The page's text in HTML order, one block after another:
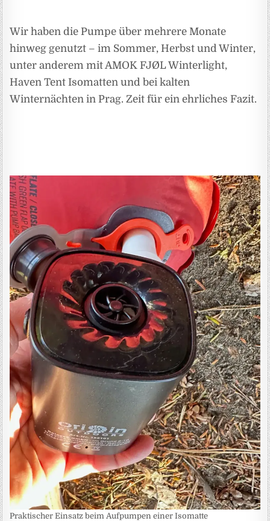
Wir haben die Pumpe über mehrere Monate
hinweg genutzt – im Sommer, Herbst und Winter,
unter anderem mit AMOK FJØL Winterlight,
Haven Tent Isomatten und bei kalten
Winternächten in Prag. Zeit für ein ehrliches Fazit.
Praktischer Einsatz beim Aufpumpen einer Isomatte